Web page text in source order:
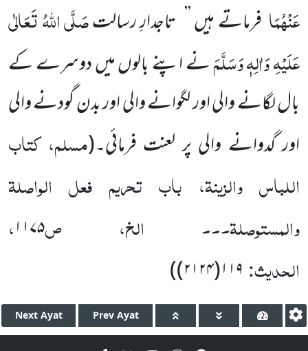
عَنْہُمَا فرماتے ہیں ’’ تاجدارِ رسالتصَلَّی اللہُ تَعَالٰی
عَلَیْہِ وَاٰلِہٖ وَسَلَّمَنے اپنے بالوں میں دوسرے کے
بال لگانے والی اور لگوانے والی اور بدن گودنے والی
اور گدوانے والی پر لعنت فرمائی۔(مسلم، کتاب
اللباس والزینۃ، باب تحریم فعل الواصلۃ
والمستوصلۃ۔۔۔ الخ، ص۱۱۷۵،
الحدیث: ۱۱۹(۲۱۲۴))
Next Ayat Prev Ayat